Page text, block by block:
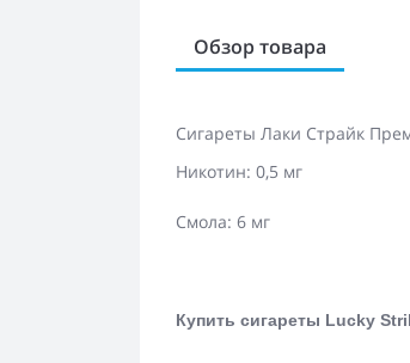
Обзор товара
Сигареты Лаки Страйк
Никотин: 0,5 мг
Смола: 6 мг
Купить сигареты Lucky